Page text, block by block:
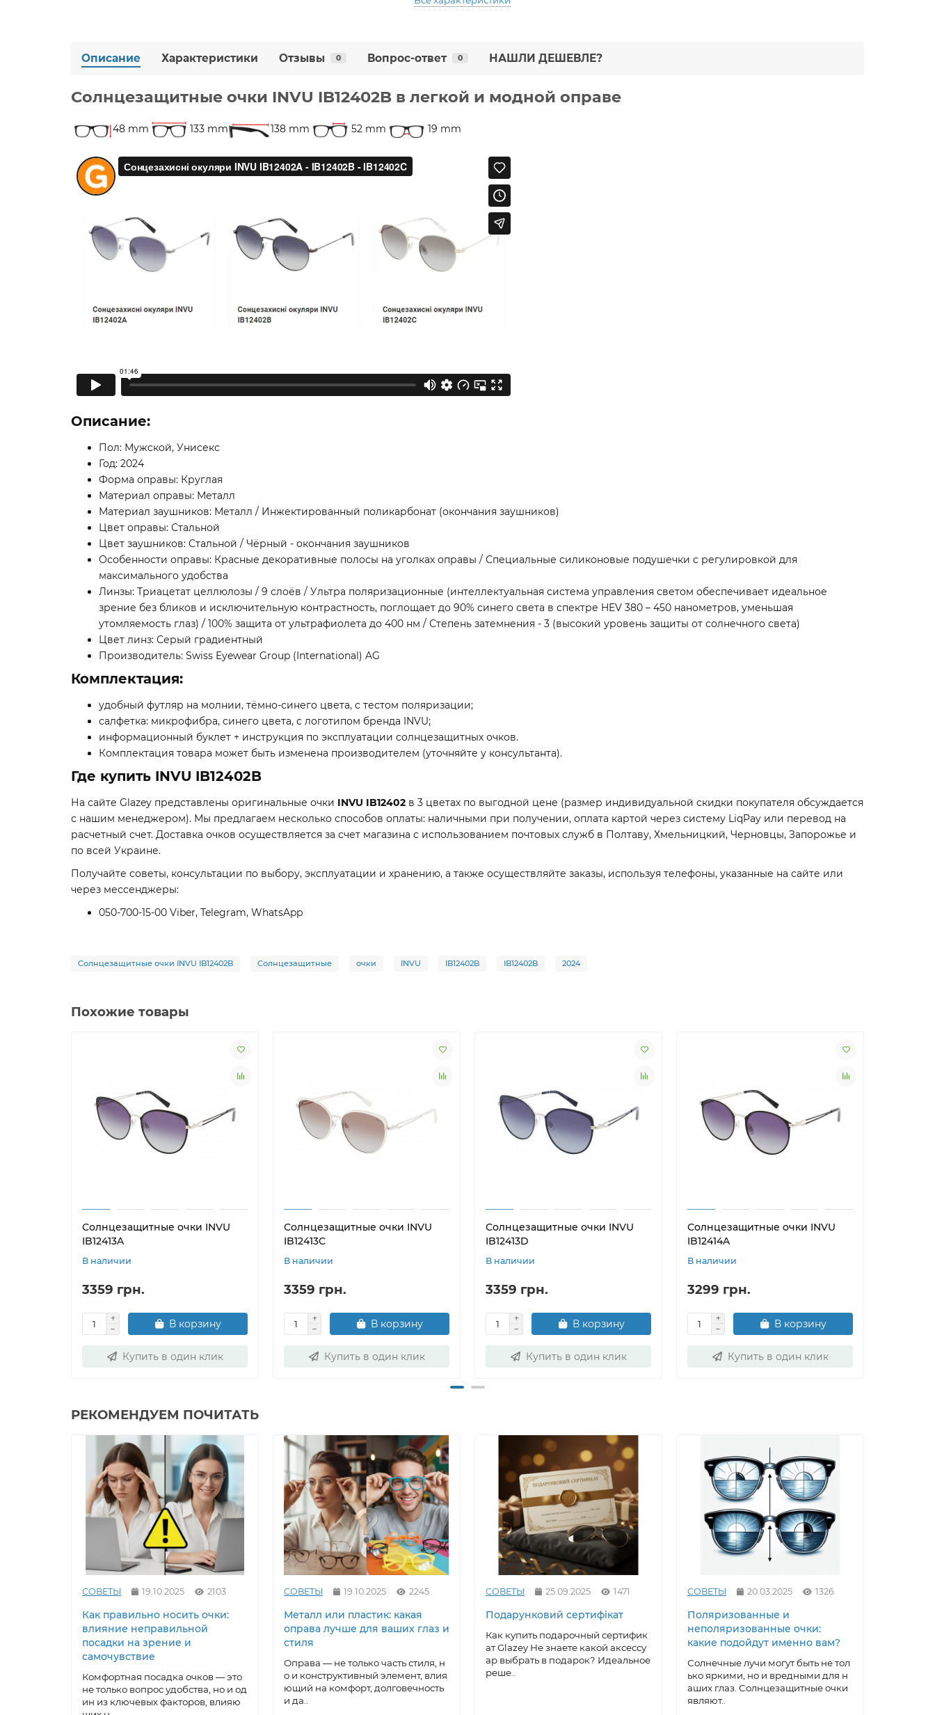
Описание Характеристики Отзывы 0 Вопрос-ответ 0 НАШЛИ ДЕШЕВЛЕ?
Солнцезащитные очки INVU IB12402B в легкой и модной оправе
48 mm 133 mm 138 mm 52 mm 19 mm
Описание:
Пол: Мужской, Унисекс
Год: 2024
Форма оправы: Круглая
Материал оправы: Металл
Материал заушников: Металл / Инжектированный поликарбонат (окончания заушников)
Цвет оправы: Стальной
Цвет заушников: Стальной / Чёрный - окончания заушников
Особенности оправы: Красные декоративные полосы на уголках оправы / Специальные силиконовые подушечки с регулировкой для
максимального удобства
Линзы: Триацетат целлюлозы / 9 слоёв / Ультра поляризационные (интеллектуальная система управления светом обеспечивает идеальное
зрение без бликов и исключительную контрастность, поглощает до 90% синего света в спектре HEV 380 – 450 нанометров, уменьшая
утомляемость глаз) / 100% защита от ультрафиолета до 400 нм / Степень затемнения - 3 (высокий уровень защиты от солнечного света)
Цвет линз: Серый градиентный
Производитель: Swiss Eyewear Group (International) AG
Комплектация:
удобный футляр на молнии, тёмно-синего цвета, с тестом поляризации;
салфетка: микрофибра, синего цвета, с логотипом бренда INVU;
информационный буклет + инструкция по эксплуатации солнцезащитных очков.
Комплектация товара может быть изменена производителем (уточняйте у консультанта).
Где купить INVU IB12402B
На сайте Glazey представлены оригинальные очки INVU IB12402 в 3 цветах по выгодной цене (размер индивидуальной скидки покупателя обсуждается
с нашим менеджером). Мы предлагаем несколько способов оплаты: наличными при получении, оплата картой через систему LiqPay или перевод на
расчетный счет. Доставка очков осуществляется за счет магазина с использованием почтовых служб в Полтаву, Хмельницкий, Черновцы, Запорожье и
по всей Украине.
Получайте советы, консультации по выбору, эксплуатации и хранению, а также осуществляйте заказы, используя телефоны, указанные на сайте или
через мессенджеры:
050-700-15-00 Viber, Telegram, WhatsApp
Солнцезащитные очки INVU IB12402B Солнцезащитные очки INVU IB12402B IB12402B 2024
Похожие товары
Солнцезащитные очки INVU
IB12413A
В наличии
3359 грн.
В корзину
Купить в один клик
Солнцезащитные очки INVU
IB12413C
В наличии
3359 грн.
В корзину
Купить в один клик
Солнцезащитные очки INVU
IB12413D
В наличии
3359 грн.
В корзину
Купить в один клик
Солнцезащитные очки INVU
IB12414A
В наличии
3299 грн.
В корзину
Купить в один клик
РЕКОМЕНДУЕМ ПОЧИТАТЬ
СОВЕТЫ 19.10.2025 2103
Как правильно носить очки:
влияние неправильной
посадки на зрение и
самочувствие
Комфортная посадка очков — это
не только вопрос удобства, но и од
ин из ключевых факторов, влияю
СОВЕТЫ 19.10.2025 2245
Металл или пластик: какая
оправа лучше для ваших глаз и
стиля
Оправа — не только часть стиля, н
о и конструктивный элемент, влия
ющий на комфорт, долговечность
и да..
СОВЕТЫ 25.09.2025 1471
Подарунковий сертифікат
Как купить подарочный сертифик
ат Glazey Не знаете какой аксессу
ар выбрать в подарок? Идеальное
реше..
СОВЕТЫ 20.03.2025 1326
Поляризованные и
неполяризованные очки:
какие подойдут именно вам?
Солнечные лучи могут быть не тол
ько яркими, но и вредными для н
аших глаз. Солнцезащитные очки
являют..